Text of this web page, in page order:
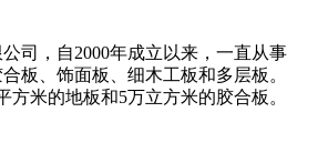
司，自2000年成立以来，一直从事
板、饰面板、细木工板和多层板。
方米的地板和5万立方米的胶合板。